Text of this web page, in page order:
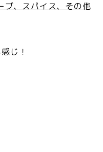
ブ、スパイス、その他
じ！